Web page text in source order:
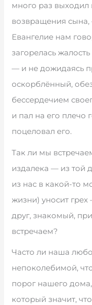
много раз выходил
возвращения сына,
Евангелие нам
загорелась
— и не дожидаясь
оскорблённый,
бессердечием
и пал на его плечо
поцеловал его.
Так ли мы
издалека — из той
из нас в какой-то
жизни) уносит
друг, знакомый,
встречаем?
Часто ли наша
непоколебимой,
порог нашего
который значит,